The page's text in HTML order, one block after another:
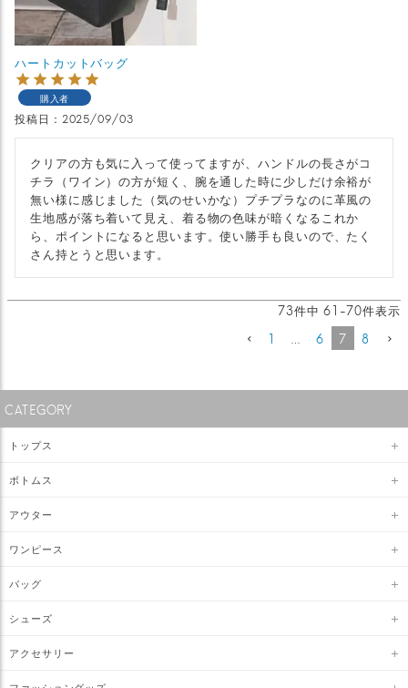
ハートカットバッグ
購入者
投稿日 2025/09/03
クリアの方も気に入って使ってますが、ハンドルの長さがコ
チラ（ワイン）の方が短く、腕を通した時に少しだけ余裕が
無い様に感じました（気のせいかな）プチプラなのに革風の
生地感が落ち着いて見え、着る物の色味が暗くなるこれか
ら、ポイントになると思います。使い勝手も良いので、たく
さん持とうと思います。
73件中 61 -70件表示
1
6 7 8
CATEGORY
トップス
ボトムス
アウター
ワンピース
バッグ
シューズ
アクセサリー